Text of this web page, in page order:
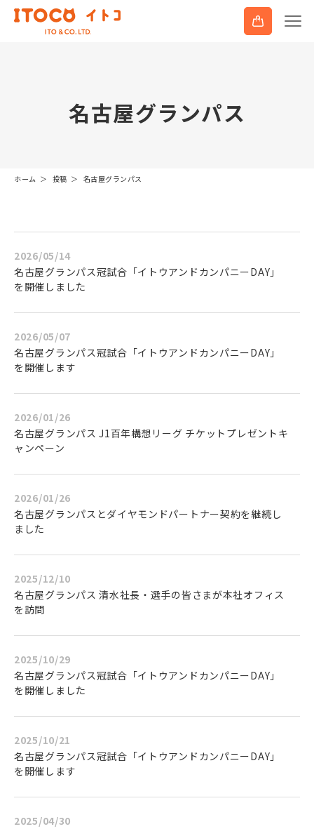
名古屋グランパス
ホーム 投稿 名古屋グランパス
2026/05/14
名古屋グランパス冠試合「イトウアンドカンパニーDAY」
を開催しました
2026/05/07
名古屋グランパス冠試合「イトウアンドカンパニーDAY」
を開催します
2026/01/26
名古屋グランパス J1百年構想リーグ チケットプレゼントキ
ャンペーン
2026/01/26
名古屋グランパスとダイヤモンドパートナー契約を継続し
ました
2025/12/10
名古屋グランパス 清水社長・選手の皆さまが本社オフィス
を訪問
2025/10/29
名古屋グランパス冠試合「イトウアンドカンパニーDAY」
を開催しました
2025/10/21
名古屋グランパス冠試合「イトウアンドカンパニーDAY」
を開催します
2025/04/30